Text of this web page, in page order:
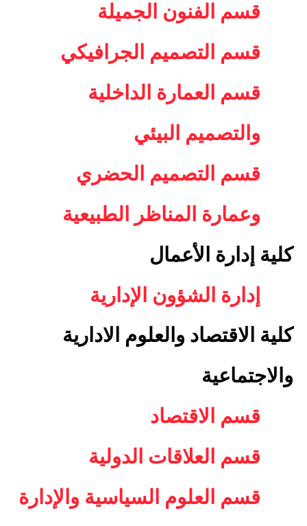
قسم الفنون الجميلة
قسم التصميم الجرافيكي
قسم العمارة الداخلية
والتصميم البيئي
قسم التصميم الحضري
وعمارة المناظر الطبيعية
كلية إدارة الأعمال
إدارة الشؤون الإدارية
كلية الاقتصاد والعلوم الادارية
والاجتماعية
قسم الاقتصاد
قسم العلاقات الدولية
قسم العلوم السياسية والإدارة